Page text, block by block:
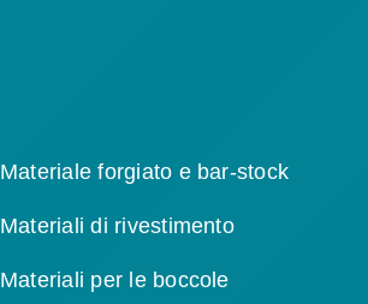
Materiale forgiato e bar-stock
Materiali di rivestimento
Materiali per le boccole